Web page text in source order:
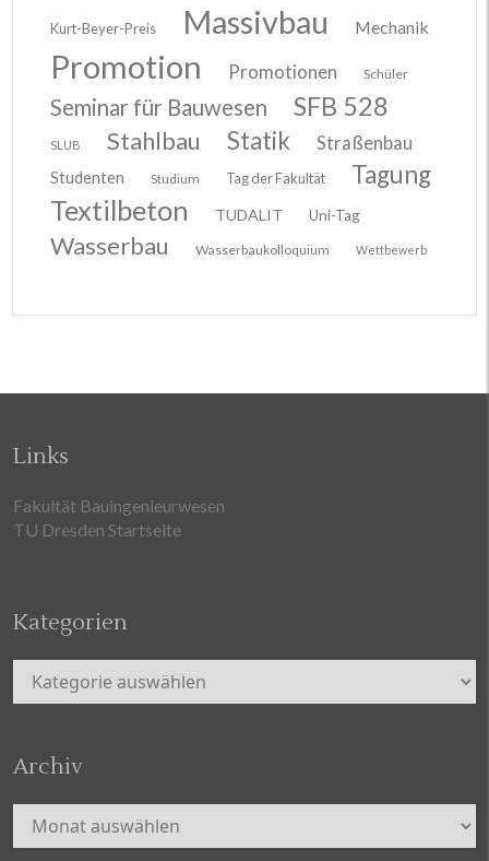
Kurt-Beyer-Preis Massivbau Mechanik
Promotion Promotionen Schüler
Seminar für Bauwesen SFB 528
SLUB Stahlbau Statik Straßenbau
Studenten Studium Tag der Fakultät Tagung
Textilbeton TUDALIT Uni-Tag
Wasserbau Wasserbaukolloquium Wettbewerb
Links
Fakultät Bauingenieurwesen
TU Dresden Startseite
Kategorien
Kategorien
Archiv
Archiv